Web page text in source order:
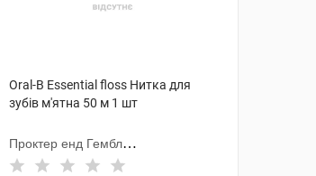
Oral-B Essential floss Нитка для
зубів м'ятна 50 м 1 шт
Проктер енд Гембл
Меньюфекчурінг